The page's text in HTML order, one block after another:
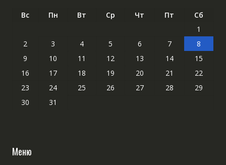
Вс Пн Вт Ср Чт Пт
Сб
1
2
3 4 5 6 7
8
9
10 11 12 13 14
15
16
17 18 19 20 21
22
23
24 25 26 27 28
29
30
31
Меню